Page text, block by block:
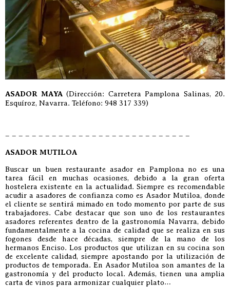
ASADOR MAYA (Dirección: Carretera Pamplona Salinas, 20.
Esquíroz, Navarra. Teléfono: 948 317 339)
– – – – – – – – – – – – – – – – – – – – – – – – – – – –
ASADOR MUTILOA
Buscar un buen restaurante asador en Pamplona no es una
tarea fácil en muchas ocasiones, debido a la gran oferta
hostelera existente en la actualidad. Siempre es recomendable
acudir a asadores de confianza como es Asador Mutiloa, donde
el cliente se sentirá mimado en todo momento por parte de sus
trabajadores. Cabe destacar que son uno de los restaurantes
asadores referentes dentro de la gastronomía Navarra, debido
fundamentalmente a la cocina de calidad que se realiza en sus
fogones desde hace décadas, siempre de la mano de los
hermanos Enciso. Los productos que utilizan en su cocina son
de excelente calidad, siempre apostando por la utilización de
productos de temporada. En Asador Mutiloa son amantes de la
gastronomía y del producto local. Además, tienen una amplia
carta de vinos para armonizar cualquier plato…